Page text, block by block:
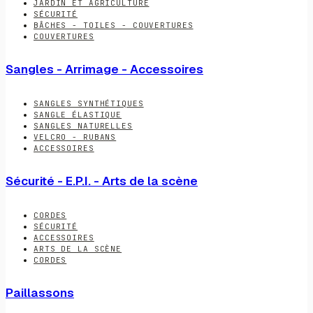
JARDIN ET AGRICULTURE
SÉCURITÉ
BÂCHES - TOILES - COUVERTURES
COUVERTURES
Sangles - Arrimage - Accessoires
SANGLES SYNTHÉTIQUES
SANGLE ÉLASTIQUE
SANGLES NATURELLES
VELCRO - RUBANS
ACCESSOIRES
Sécurité - E.P.I. - Arts de la scène
CORDES
SÉCURITÉ
ACCESSOIRES
ARTS DE LA SCÈNE
CORDES
Paillassons